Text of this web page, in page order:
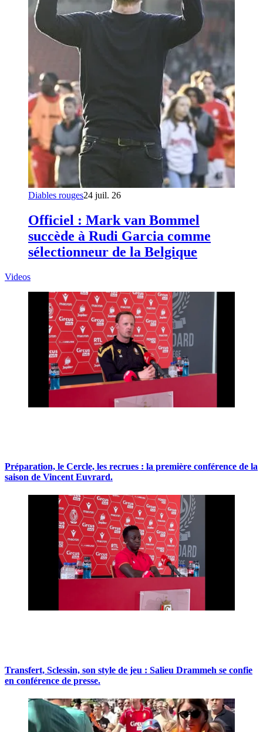
Diables rouges24 juil. 26
Officiel : Mark van Bommel
succède à Rudi Garcia comme
sélectionneur de la Belgique
Videos
Préparation, le Cercle, les recrues : la première conférence de la
saison de Vincent Euvrard.
Transfert, Sclessin, son style de jeu : Salieu Drammeh se confie
en conférence de presse.